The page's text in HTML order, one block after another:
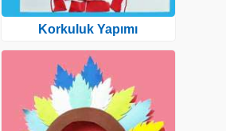
Korkuluk Yapımı